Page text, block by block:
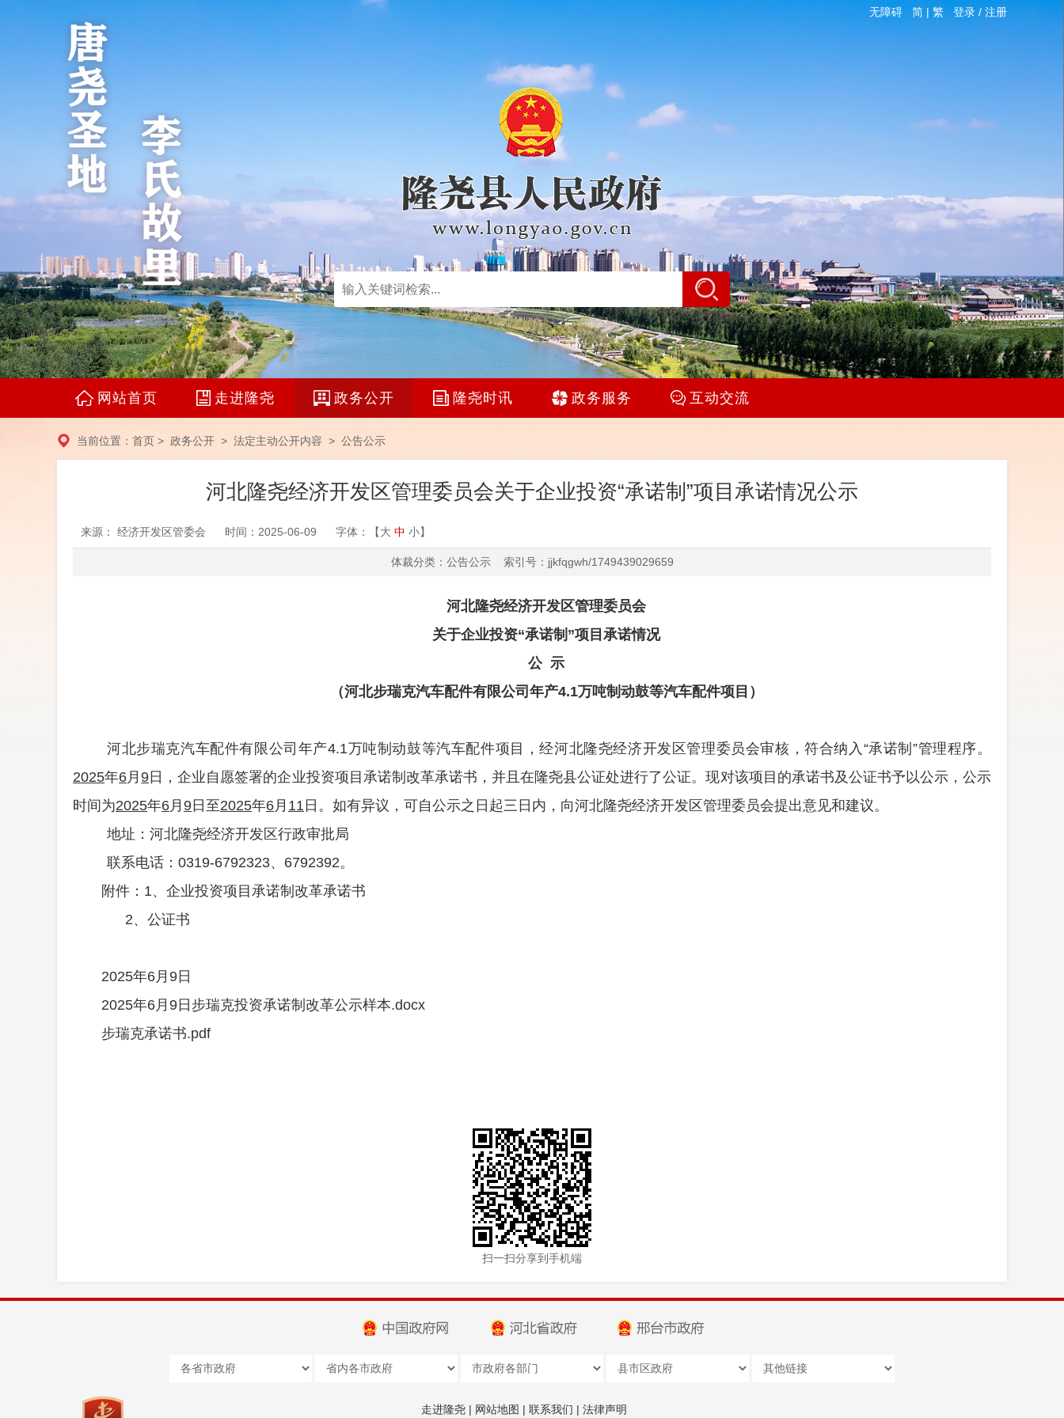
无障碍 简 |繁 登录/ 注册
网站首页 走进隆尧 政务公开 隆尧时讯 政务服务 互动交流
当前位置： 首页 > 政务公开 > 法定主动公开内容 > 公告公示
河北隆尧经济开发区管理委员会关于企业投资“承诺制”项目承诺情况公示
来源： 经济开发区管委会 时间：2025-06-09 字体：【大 中 小】
体裁分类：公告公示 索引号：jjkfqgwh/1749439029659
河北隆尧经济开发区管理委员会
关于企业投资“承诺制”项目承诺情况
公 示
（河北步瑞克汽车配件有限公司年产4.1万吨制动鼓等汽车配件项目 ）
河北步瑞克汽车配件有限公司年产4.1万吨制动鼓等汽车配件项目，经河北隆尧经济开发区管理委员会审核 ，符合纳入 “承诺制”管理程序。
2025年6月9 日，企业自愿签署的企业投资项目承诺制 改革承诺书， 并且在隆尧县公证处进行了公证。现对该项目的承诺书及公证书予以公示，公示
时间为2025年6月 9 日至2025年6月 11 日。如有异议，可自公示之日起三 日内，向河北隆尧经济开发区管理委员会提出意见和建议。
地址： 河北隆尧经济开发区行政审批局
联系电话： 0319-6792323、6792392。
附件： 1、企业投资项目承诺制改革承诺书
2、公证书
2025年6月 9 日
2025年6月9日步瑞克投资承诺制改革公示样本.docx
步瑞克承诺书.pdf
扫一扫分享到手机端
走进隆尧 | 网站地图 | 联系我们 | 法律声明